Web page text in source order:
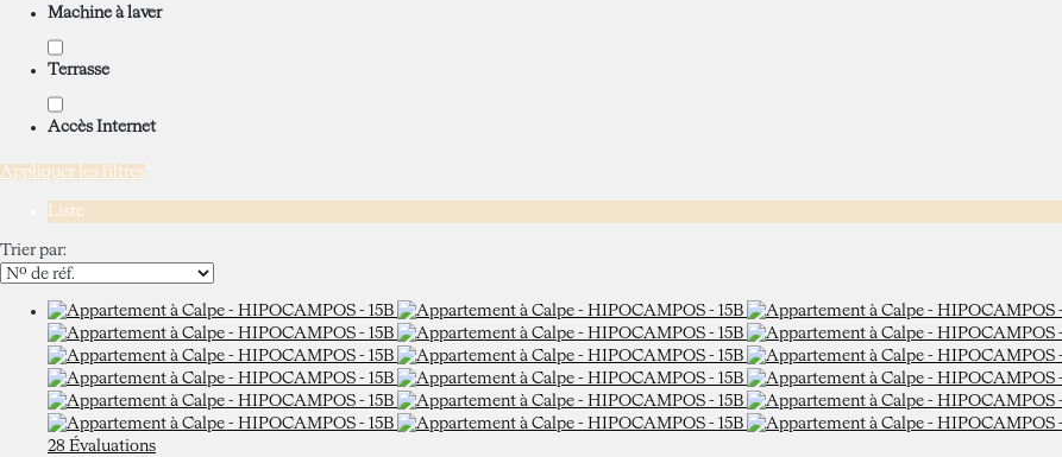
Machine à laver
Terrasse
Accès Internet
Appliquer les filtres
Liste
Trier par:
28 Évaluations